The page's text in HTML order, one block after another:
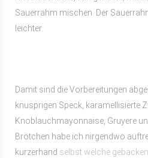
Sauerrahm mischen. Der
leichter.
Damit sind die Vorbereitungen
knusprigen Speck, karamellisierte
Knoblauchmayonnaise, Gruyere
Brötchen habe ich nirgendwo
kurzerhand selbst welche gebacken